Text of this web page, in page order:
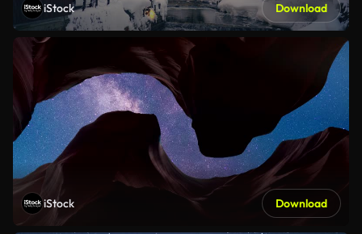
iStock Download
iStock Download